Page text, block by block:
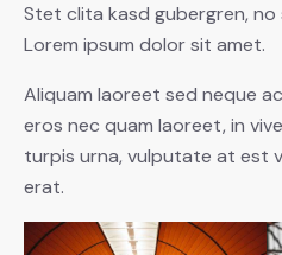
Stet clita kasd gubergren,
Lorem ipsum dolor sit amet.
Aliquam laoreet sed neque
eros nec quam laoreet, in
turpis urna, vulputate at est
erat.